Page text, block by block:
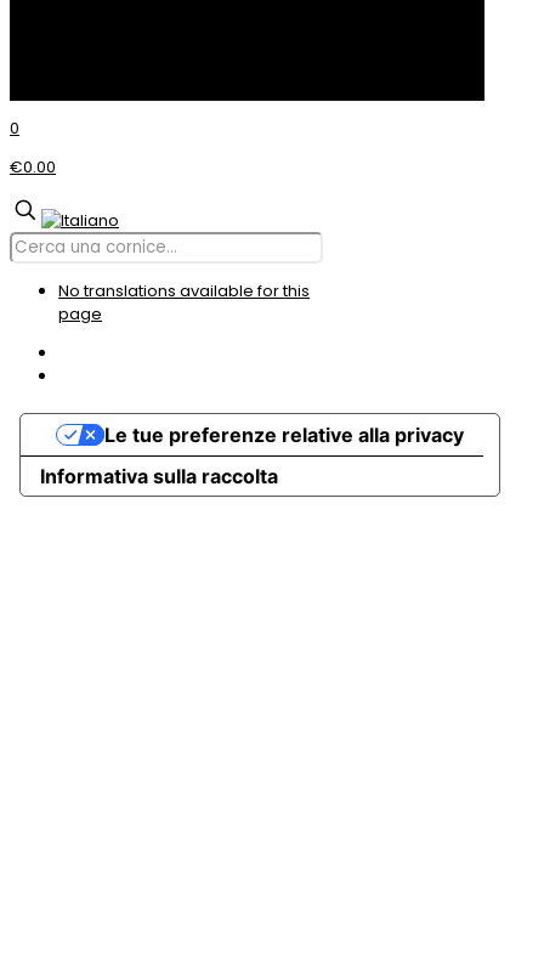
0
€0.00
No translations available for this
page
Informativa sulla raccolta
Le tue preferenze relative alla privacy